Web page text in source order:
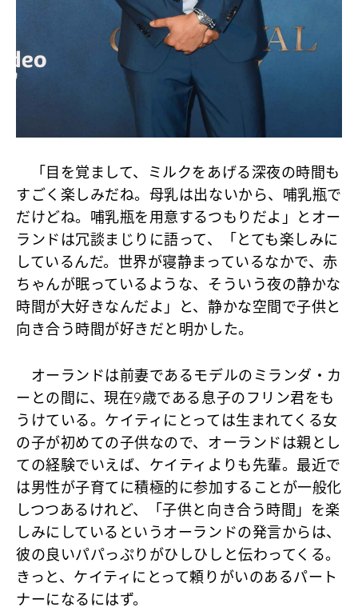
「目を覚まして、ミルクをあげる深夜の時間も
すごく楽しみだね。母乳は出ないから、哺乳瓶で
だけどね。哺乳瓶を用意するつもりだよ」とオー
ランドは冗談まじりに語って、「とても楽しみに
しているんだ。世界が寝静まっているなかで、赤
ちゃんが眠っているような、そういう夜の静かな
時間が大好きなんだよ」と、静かな空間で子供と
向き合う時間が好きだと明かした。
オーランドは前妻であるモデルのミランダ・カ
ーとの間に、現在9歳である息子のフリン君をも
うけている。ケイティにとっては生まれてくる女
の子が初めての子供なので、オーランドは親とし
ての経験でいえば、ケイティよりも先輩。最近で
は男性が子育てに積極的に参加することが一般化
しつつあるけれど、「子供と向き合う時間」を楽
しみにしているというオーランドの発言からは、
彼の良いパパっぷりがひしひしと伝わってくる。
きっと、ケイティにとって頼りがいのあるパート
ナーになるにはず。